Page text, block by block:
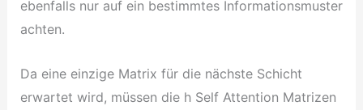
ebenfalls nur auf ein bestimmtes Informationsmuster
achten.
Da eine einzige Matrix für die nächste Schicht
erwartet wird, müssen die h Self Attention Matrizen